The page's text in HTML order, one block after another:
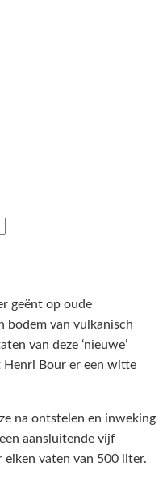
‘V’
geënt op oude
bodem van vulkanisch
van deze ‘nieuwe’
Bour er een witte
na ontstelen en inweking
aansluitende vijf
eiken vaten van 500 liter.